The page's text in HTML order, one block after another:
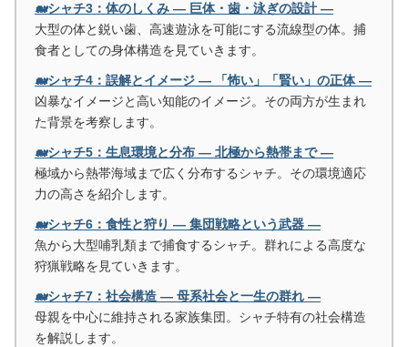
🐋シャチ3：体のしくみ ― 巨体・歯・泳ぎの設計 ―
大型の体と鋭い歯、高速遊泳を可能にする流線型の体。捕
食者としての身体構造を見ていきます。
🐋シャチ4：誤解とイメージ ― 「怖い」「賢い」の正体 ―
凶暴なイメージと高い知能のイメージ。その両方が生まれ
た背景を考察します。
🐋シャチ5：生息環境と分布 ― 北極から熱帯まで ―
極域から熱帯海域まで広く分布するシャチ。その環境適応
力の高さを紹介します。
🐋シャチ6：食性と狩り ― 集団戦略という武器 ―
魚から大型哺乳類まで捕食するシャチ。群れによる高度な
狩猟戦略を見ていきます。
🐋シャチ7：社会構造 ― 母系社会と一生の群れ ―
母親を中心に維持される家族集団。シャチ特有の社会構造
を解説します。